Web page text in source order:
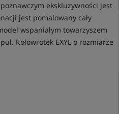
ekskluzywności jest
jest pomalowany cały
wspaniałym towarzyszem
Kołowrotek EXYL o rozmiarze